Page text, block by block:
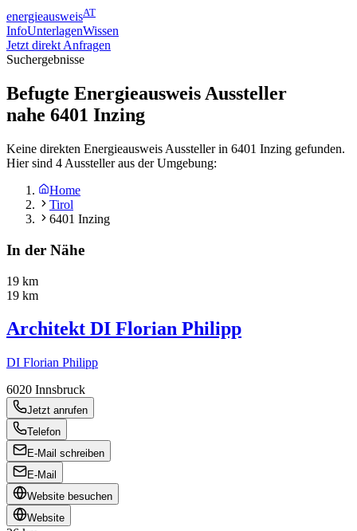
energieausweisAT
InfoUnterlagenWissen
Jetzt direkt Anfragen
Suchergebnisse
Befugte Energieausweis Aussteller
nahe 6401 Inzing
Keine direkten Energieausweis Aussteller in 6401 Inzing gefunden.
Hier sind 4 Aussteller aus der Umgebung:
Home
Tirol
6401 Inzing
In der Nähe
19 km
19 km
Architekt DI Florian Philipp
DI Florian Philipp
6020 Innsbruck
Jetzt anrufen
Telefon
E-Mail schreiben
E-Mail
Website besuchen
Website